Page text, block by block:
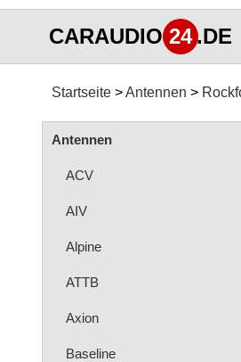
CARAUDIO 24.DE
Startseite Antennen
Antennen
ACV
AIV
Alpine
ATTB
Axion
Baseline